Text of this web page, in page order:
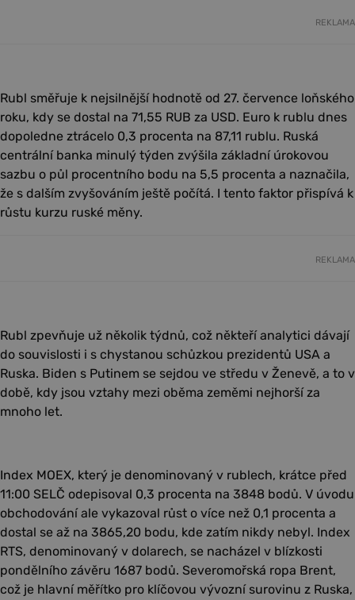
REKLAMA
Rubl směřuje k nejsilnější hodnotě od 27. července loňského
roku, kdy se dostal na 71,55 RUB za USD. Euro k rublu dnes
dopoledne ztrácelo 0,3 procenta na 87,11 rublu. Ruská
centrální banka minulý týden zvýšila základní úrokovou
sazbu o půl procentního bodu na 5,5 procenta a naznačila,
že s dalším zvyšováním ještě počítá. I tento faktor přispívá k
růstu kurzu ruské měny.
REKLAMA
Rubl zpevňuje už několik týdnů, což někteří analytici dávají
do souvislosti i s chystanou schůzkou prezidentů USA a
Ruska. Biden s Putinem se sejdou ve středu v Ženevě, a to v
době, kdy jsou vztahy mezi oběma zeměmi nejhorší za
mnoho let.
Index MOEX, který je denominovaný v rublech, krátce před
11:00 SELČ odepisoval 0,3 procenta na 3848 bodů. V úvodu
obchodování ale vykazoval růst o více než 0,1 procenta a
dostal se až na 3865,20 bodu, kde zatím nikdy nebyl. Index
RTS, denominovaný v dolarech, se nacházel v blízkosti
pondělního závěru 1687 bodů. Severomořská ropa Brent,
což je hlavní měřítko pro klíčovou vývozní surovinu z Ruska,